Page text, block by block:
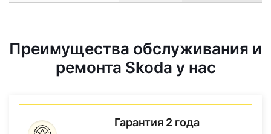
Преимущества обслуживания и
ремонта Skoda у нас
Гарантия 2 года